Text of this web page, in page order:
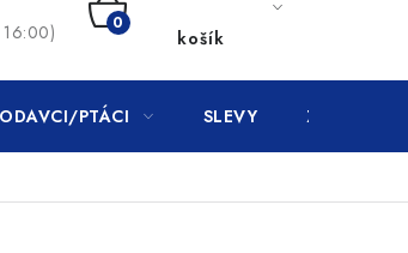
NÁKUPNÍ
KOŠÍK
košík
PTÁCI SLEVY ZNAČKY